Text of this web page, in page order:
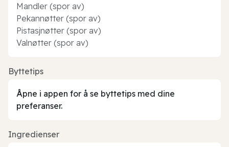
Mandler (spor av)
Pekannøtter (spor av)
Pistasjnøtter (spor av)
Valnøtter (spor av)
Byttetips
Åpne i appen for å se byttetips med dine
preferanser.
Ingredienser